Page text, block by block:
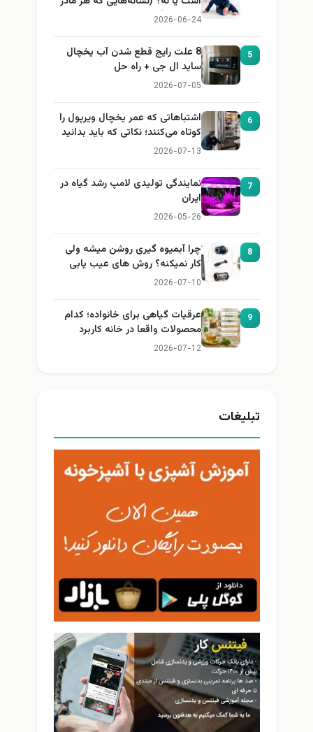
باید بداند)
2026-06-24
5
8 علت رایج قطع شدن آب یخچال
ساید ال جی + راه حل
2026-07-05
6
اشتباهاتی که عمر یخچال ویرپول را
کوتاه می‌کنند؛ نکاتی که باید بدانید
2026-07-13
7
نمایندگی تولیدی لامپ رشد گیاه در
ایران
2026-05-26
8
چرا آبمیوه گیری روشن میشه ولی
کار نمیکنه؟ روش های عیب یابی
2026-07-10
9
عرقیات گیاهی برای خانواده؛ کدام
محصولات واقعا در خانه کاربرد
دارند؟
2026-07-12
تبلیغات